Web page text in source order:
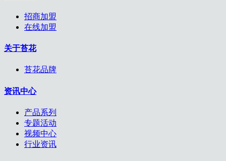
招商加盟
在线加盟
关于苔花
苔花品牌
资讯中心
产品系列
专题活动
视频中心
行业资讯